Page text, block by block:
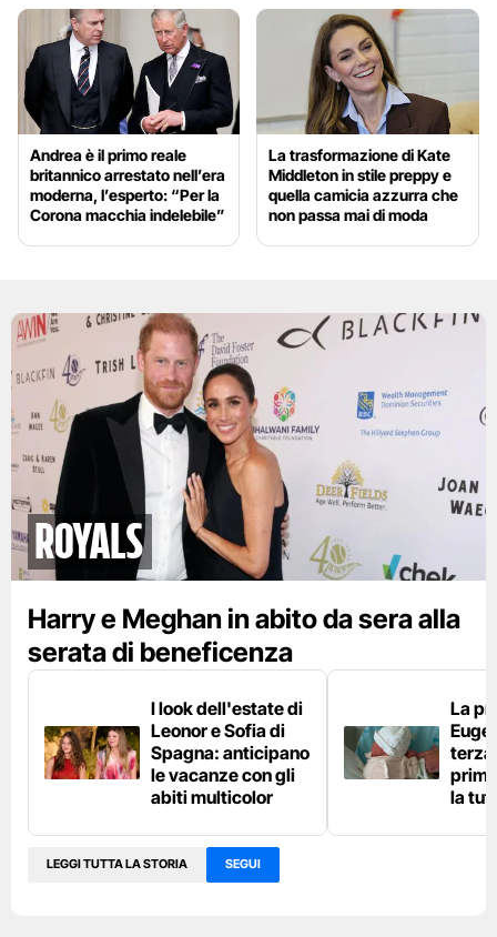
Andrea è il primo reale
britannico arrestato nell’era
moderna, l’esperto: “Per la
Corona macchia indelebile”
La trasformazione di Kate
Middleton in stile preppy e
quella camicia azzurra che
non passa mai di moda
Royals
Harry e Meghan in abito da sera alla
serata di beneficenza
I look dell'estate di
Leonor e Sofia di
Spagna: anticipano
le vacanze con gli
abiti multicolor
La
terza
la
LEGGI TUTTA LA STORIA SEGUI